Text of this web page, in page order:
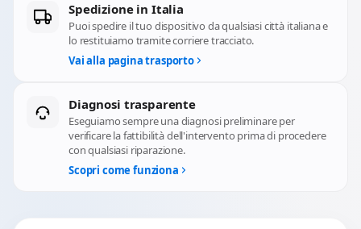
Spedizione in Italia
Puoi spedire il tuo dispositivo da qualsiasi città italiana e
lo restituiamo tramite corriere tracciato.
Vai alla pagina trasporto
Diagnosi trasparente
Eseguiamo sempre una diagnosi preliminare per
verificare la fattibilità dell'intervento prima di procedere
con qualsiasi riparazione.
Scopri come funziona